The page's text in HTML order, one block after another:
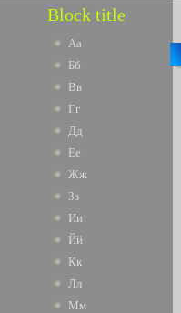
Block title
Аа
Бб
Вв
Гг
Дд
Ее
Жж
Зз
Ии
Йй
Кк
Лл
Мм